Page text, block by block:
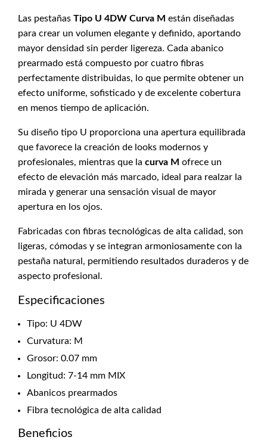
Las pestañas Tipo U 4DW Curva M están diseñadas
para crear un volumen elegante y definido, aportando
mayor densidad sin perder ligereza. Cada abanico
prearmado está compuesto por cuatro fibras
perfectamente distribuidas, lo que permite obtener un
efecto uniforme, sofisticado y de excelente cobertura
en menos tiempo de aplicación.
Su diseño tipo U proporciona una apertura equilibrada
que favorece la creación de looks modernos y
profesionales, mientras que la curva M ofrece un
efecto de elevación más marcado, ideal para realzar la
mirada y generar una sensación visual de mayor
apertura en los ojos.
Fabricadas con fibras tecnológicas de alta calidad, son
ligeras, cómodas y se integran armoniosamente con la
pestaña natural, permitiendo resultados duraderos y de
aspecto profesional.
Especificaciones
Tipo: U 4DW
Curvatura: M
Grosor: 0.07 mm
Longitud: 7-14 mm MIX
Abanicos prearmados
Fibra tecnológica de alta calidad
Beneficios